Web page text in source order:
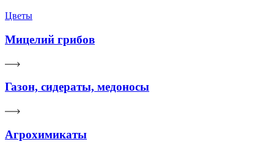
Цветы
Мицелий грибов
Газон, сидераты, медоносы
Агрохимикаты